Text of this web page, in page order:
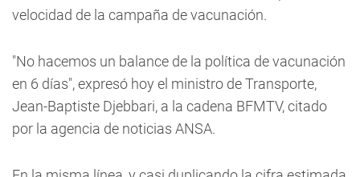
velocidad de la campaña de vacunación.
"No hacemos un balance de la política de vacunación
en 6 días", expresó hoy el ministro de Transporte,
Jean-Baptiste Djebbari, a la cadena BFMTV, citado
por la agencia de noticias ANSA.